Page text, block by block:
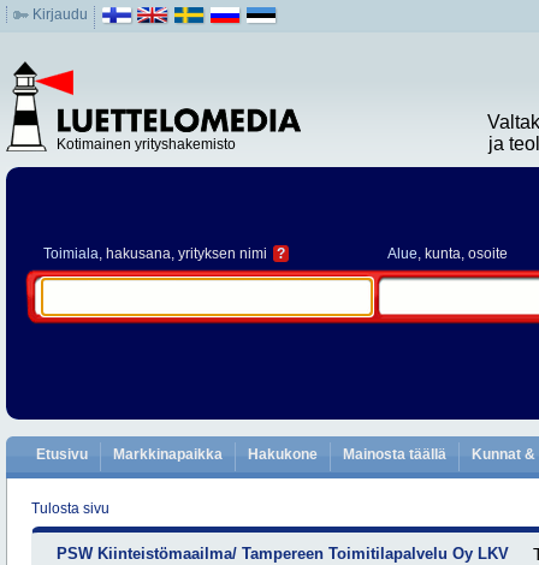
Kirjaudu
Kotimainen yrityshakemisto
ja
Toimiala, hakusana, yrityksen nimi ? Alue, kunta, osoite
Etusivu Markkinapaikka Hakukone Mainosta täällä Kunnat
Tulosta sivu
PSW Kiinteistömaailma/ Tampereen Toimitilapalvelu Oy LKV